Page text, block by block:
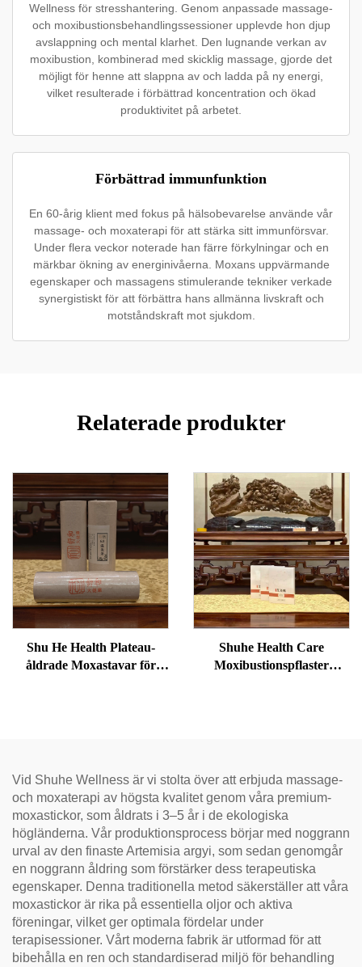
Wellness för stresshantering. Genom anpassade massage-
och moxibustionsbehandlingssessioner upplevde hon djup
avslappning och mental klarhet. Den lugnande verkan av
moxibustion, kombinerad med skicklig massage, gjorde det
möjligt för henne att slappna av och ladda på ny energi,
vilket resulterade i förbättrad koncentration och ökad
produktivitet på arbetet.
Förbättrad immunfunktion
En 60-årig klient med fokus på hälsobevarelse använde vår
massage- och moxaterapi för att stärka sitt immunförsvar.
Under flera veckor noterade han färre förkylningar och en
märkbar ökning av energinivåerna. Moxans uppvärmande
egenskaper och massagens stimulerande tekniker verkade
synergistiskt för att förbättra hans allmänna livskraft och
motståndskraft mot sjukdom.
Relaterade produkter
Shu He Health Plateau-
åldrade Moxastavar för
Shuhe Health Care
Moxibustionspflaster
Vid Shuhe Wellness är vi stolta över att erbjuda massage-
och moxaterapi av högsta kvalitet genom våra premium-
moxastickor, som åldrats i 3–5 år i de ekologiska
högländerna. Vår produktionsprocess börjar med noggrann
urval av den finaste Artemisia argyi, som sedan genomgår
en noggrann åldring som förstärker dess terapeutiska
egenskaper. Denna traditionella metod säkerställer att våra
moxastickor är rika på essentiella oljor och aktiva
föreningar, vilket ger optimala fördelar under
terapisessioner. Vårt moderna fabrik är utformad för att
bibehålla en ren och standardiserad miljö för behandling